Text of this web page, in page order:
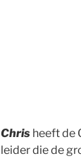
Chris heeft de
leider die de